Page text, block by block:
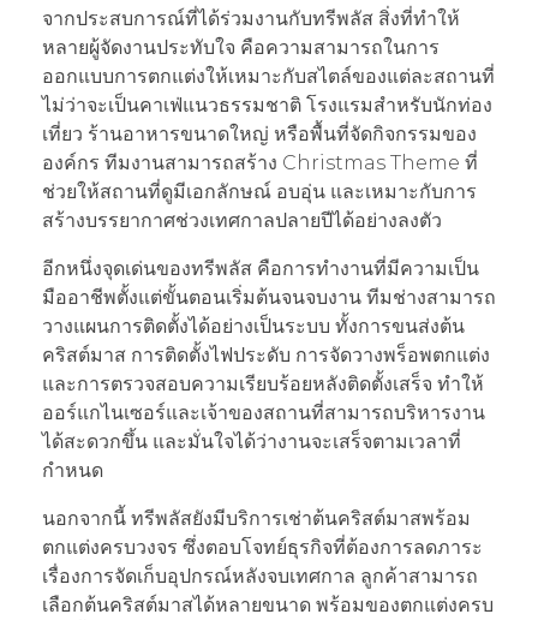
จากประสบการณ์ที่ได้ร่วมงานกับทรีพลัส สิ่งที่ทำให้
หลายผู้จัดงานประทับใจ คือความสามารถในการ
ออกแบบการตกแต่งให้เหมาะกับสไตล์ของแต่ละสถานที่
ไม่ว่าจะเป็นคาเฟ่แนวธรรมชาติ โรงแรมสำหรับนักท่อง
เที่ยว ร้านอาหารขนาดใหญ่ หรือพื้นที่จัดกิจกรรมของ
องค์กร ทีมงานสามารถสร้าง Christmas Theme ที่
ช่วยให้สถานที่ดูมีเอกลักษณ์ อบอุ่น และเหมาะกับการ
สร้างบรรยากาศช่วงเทศกาลปลายปีได้อย่างลงตัว
อีกหนึ่งจุดเด่นของทรีพลัส คือการทำงานที่มีความเป็น
มืออาชีพตั้งแต่ขั้นตอนเริ่มต้นจนจบงาน ทีมช่างสามารถ
วางแผนการติดตั้งได้อย่างเป็นระบบ ทั้งการขนส่งต้น
คริสต์มาส การติดตั้งไฟประดับ การจัดวางพร็อพตกแต่ง
และการตรวจสอบความเรียบร้อยหลังติดตั้งเสร็จ ทำให้
ออร์แกไนเซอร์และเจ้าของสถานที่สามารถบริหารงาน
ได้สะดวกขึ้น และมั่นใจได้ว่างานจะเสร็จตามเวลาที่
กำหนด
นอกจากนี้ ทรีพลัสยังมีบริการเช่าต้นคริสต์มาสพร้อม
ตกแต่งครบวงจร ซึ่งตอบโจทย์ธุรกิจที่ต้องการลดภาระ
เรื่องการจัดเก็บอุปกรณ์หลังจบเทศกาล ลูกค้าสามารถ
เลือกต้นคริสต์มาสได้หลายขนาด พร้อมของตกแต่งครบ